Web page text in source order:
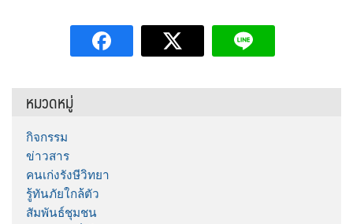
หมวดหมู่
กิจกรรม
ข่าวสาร
คนเก่งรังษีวิทยา
รู้ทันภัยใกล้ตัว
สัมพันธ์ชุมชน